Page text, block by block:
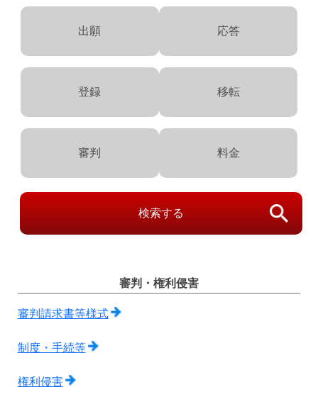
出願 応答
登録 移転
審判 料金
検索する
審判・権利侵害
審判請求書等様式
制度・手続等
権利侵害